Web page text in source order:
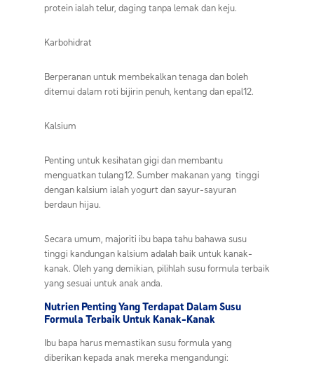
protein ialah telur, daging tanpa lemak dan keju.
Karbohidrat
Berperanan untuk membekalkan tenaga dan boleh
ditemui dalam roti bijirin penuh, kentang dan epal12.
Kalsium
Penting untuk kesihatan gigi dan membantu
menguatkan tulang12. Sumber makanan yang tinggi
dengan kalsium ialah yogurt dan sayur-sayuran
berdaun hijau.
Secara umum, majoriti ibu bapa tahu bahawa susu
tinggi kandungan kalsium adalah baik untuk kanak-
kanak. Oleh yang demikian, pilihlah susu formula terbaik
yang sesuai untuk anak anda.
Nutrien Penting Yang Terdapat Dalam Susu
Formula Terbaik Untuk Kanak-Kanak
Ibu bapa harus memastikan susu formula yang
diberikan kepada anak mereka mengandungi: